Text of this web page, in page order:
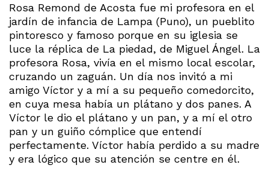
Rosa Remond de Acosta fue mi profesora en el
jardín de infancia de Lampa (Puno), un pueblito
pintoresco y famoso porque en su iglesia se
luce la réplica de La piedad, de Miguel Ángel. La
profesora Rosa, vivía en el mismo local escolar,
cruzando un zaguán. Un día nos invitó a mi
amigo Víctor y a mí a su pequeño comedorcito,
en cuya mesa había un plátano y dos panes. A
Víctor le dio el plátano y un pan, y a mí el otro
pan y un guiño cómplice que entendí
perfectamente. Víctor había perdido a su madre
y era lógico que su atención se centre en él.